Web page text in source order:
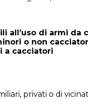
all’uso di armi da
o non
a cacciatori
privati o di